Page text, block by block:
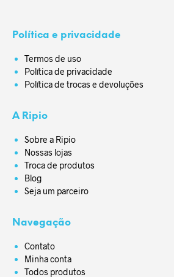
Política e privacidade
Termos de uso
Política de privacidade
Política de trocas e devoluções
A Ripio
Sobre a Ripio
Nossas lojas
Troca de produtos
Blog
Seja um parceiro
Navegação
Contato
Minha conta
Todos produtos